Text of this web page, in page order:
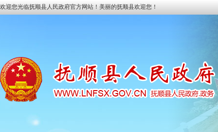
欢迎您光临抚顺县人民政府官方网站！美丽的抚顺县欢迎您！